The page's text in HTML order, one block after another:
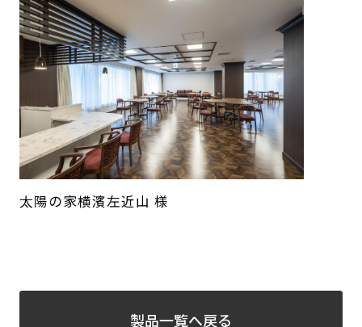
太陽の家横濱左近山 様
製品一覧へ戻る